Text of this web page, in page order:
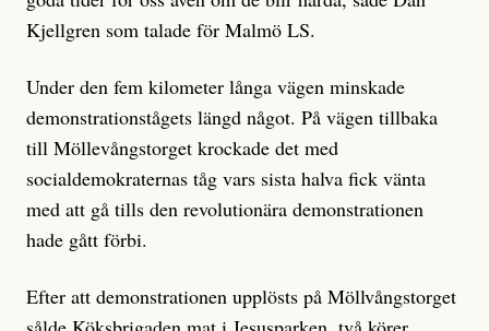
Kjellgren som talade för Malmö LS.
Under den fem kilometer långa vägen minskade
demonstrationstågets längd något. På vägen tillbaka
till Möllevångstorget krockade det med
socialdemokraternas tåg vars sista halva fick vänta
med att gå tills den revolutionära demonstrationen
hade gått förbi.
Efter att demonstrationen upplösts på Möllvångstorget